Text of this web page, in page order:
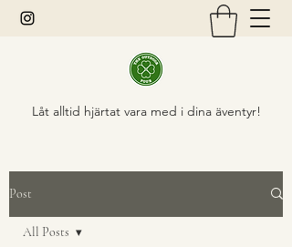
Låt alltid hjärtat vara med i dina äventyr!
Post
All Posts